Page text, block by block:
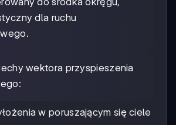
dla ruchu
wektora przyspieszenia
w poruszającym się ciele